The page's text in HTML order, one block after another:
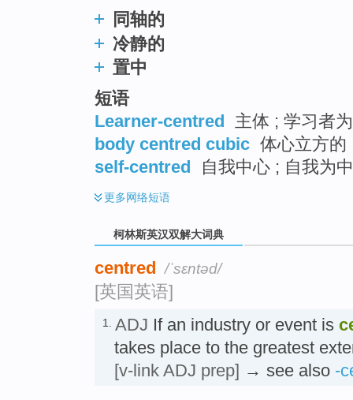
同轴的
冷静的
置中
短语
Learner-centred 主体 ; 学习者
body centred cubic 体心立方的
self-centred
自我中心 ; 自我为
更多网络短语
柯林斯英汉双解大词典
centred /ˈsɛntəd/
[英国英语]
1. ADJ If an industry or event is
takes place to the greatest
[v-link ADJ prep] → see also -